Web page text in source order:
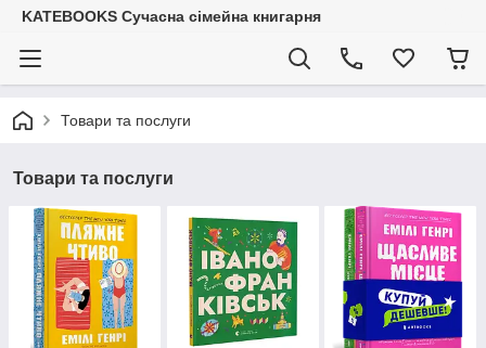
KATEBOOKS Сучасна сімейна книгарня
Товари та послуги
Товари та послуги